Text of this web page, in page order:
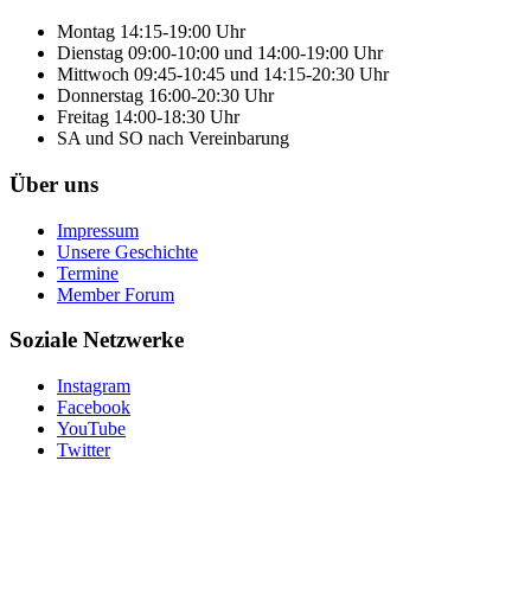
Montag 14:15-19:00 Uhr
Dienstag 09:00-10:00 und 14:00-19:00 Uhr
Mittwoch 09:45-10:45 und 14:15-20:30 Uhr
Donnerstag 16:00-20:30 Uhr
Freitag 14:00-18:30 Uhr
SA und SO nach Vereinbarung
Über uns
Impressum
Unsere Geschichte
Termine
Member Forum
Soziale Netzwerke
Instagram
Facebook
YouTube
Twitter